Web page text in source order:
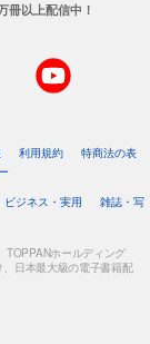
冊以上配信中！
利用規約
特商法の表
ビジネス・実用
雑誌・写
TOPPANホールディング
日本最大級の電子書籍配